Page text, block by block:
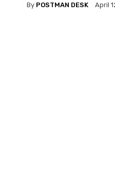
By POSTMAN DESK April